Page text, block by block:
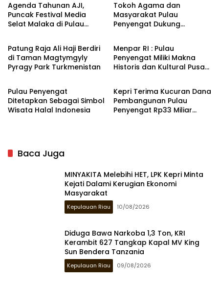
Agenda Tahunan AJI,
Puncak Festival Media
Selat Malaka di Pulau
Tokoh Agama dan
Masyarakat Pulau
Penyengat Dukung
Kepulauan Riau
Patung Raja Ali Haji Berdiri
di Taman Magtymgyly
Pyragy Park Turkmenistan
Kepulauan Riau
Menpar RI : Pulau
Penyengat Miliki Makna
Historis dan Kultural Pusat
Tanjungpinang
Pulau Penyengat
Ditetapkan Sebagai Simbol
Wisata Halal Indonesia
Kepulauan Riau
Kepri Terima Kucuran Dana
Pembangunan Pulau
Penyengat Rp33 Miliar
Baca Juga
MINYAKITA Melebihi HET, LPK Kepri Minta
Kejati Dalami Kerugian Ekonomi
Masyarakat
Kepulauan Riau 10/08/2026
Diduga Bawa Narkoba 1,3 Ton, KRI
Kerambit 627 Tangkap Kapal MV King
Sun Bendera Tanzania
Kepulauan Riau 09/08/2026